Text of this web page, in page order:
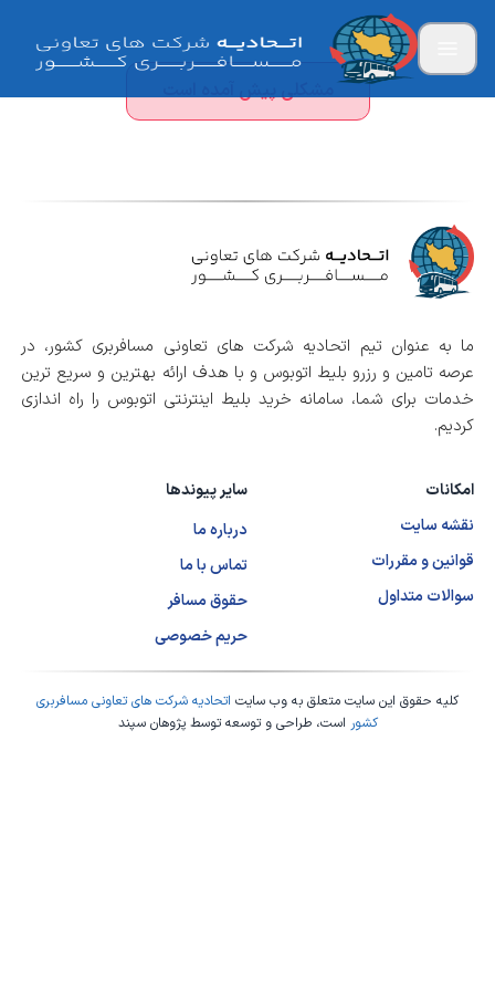
مشکلی پیش آمده است
ما به عنوان تیم اتحادیه شرکت های تعاونی مسافربری کشور، در
عرصه تامین و رزرو بلیط اتوبوس و با هدف ارائه بهترین و سریع ترین
خدمات برای شما، سامانه خرید بلیط اینترنتی اتوبوس را راه اندازی
کردیم.
امکانات
نقشه سایت
قوانین و مقررات
سوالات متداول
سایر پیوندها
درباره ما
تماس با ما
حقوق مسافر
حریم خصوصی
کلیه حقوق این سایت متعلق به وب سایت اتحادیه شرکت های تعاونی مسافربری
کشور است، طراحی و توسعه توسطپژوهان سپند